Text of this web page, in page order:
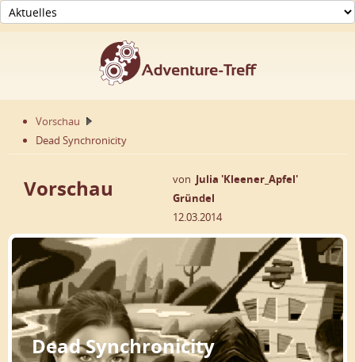
Vorschau
Dead Synchronicity
Vorschau von Julia 'Kleener_Apfel'
Gründel
12.03.2014
Dead Synchronicity